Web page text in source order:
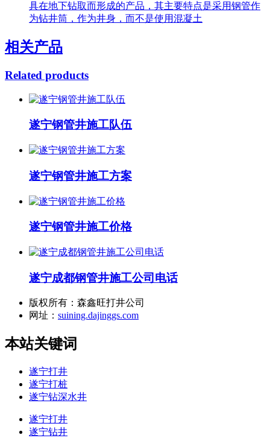
具在地下钻取而形成的产品，其主要特点是采用钢管作
为钻井筒，作为井身，而不是使用混凝土
相关产品
Related products
遂宁钢管井施工队伍
遂宁钢管井施工方案
遂宁钢管井施工价格
遂宁成都钢管井施工公司电话
版权所有：森鑫旺打井公司
网址： suining.dajinggs.com
本站关键词
遂宁打井
遂宁打桩
遂宁钻深水井
遂宁打井
遂宁钻井